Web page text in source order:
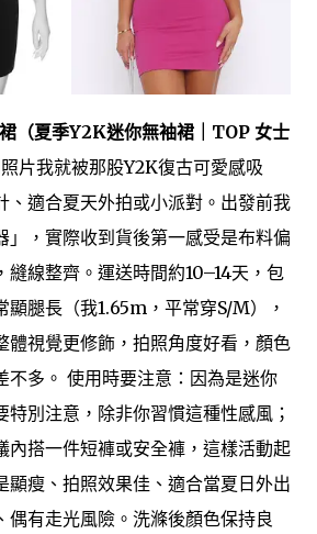
（夏季Y2K迷你無袖裙｜TOP 女士
片我就被那股Y2K復古可愛感吸
、適合夏天外拍或小派對。出發前我
」，實際收到貨後第一感受是布料偏
縫線整齊。運送時間約10–14天，包
顯腿長（我1.65m，平常穿S/M），
體視覺更修飾，拍照角度好看，顏色
不多。 使用時要注意：因為是迷你
特別注意，除非你習慣這種性感風；
內搭一件短褲或安全褲，這樣活動起
顯瘦、拍照效果佳、適合當夏日外出
偶有走光風險。洗滌後顏色保持良